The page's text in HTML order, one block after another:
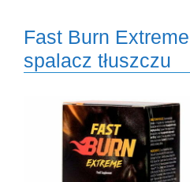
Fast Burn
spalacz tłuszczu